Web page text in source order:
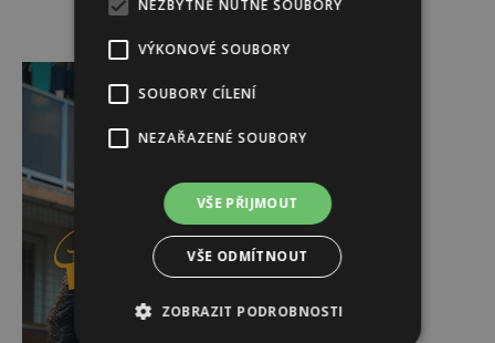
Reklama
NEZBYTNĚ NUTNÉ SOUBORY
VÝKONOVÉ SOUBORY
SOUBORY CÍLENÍ
NEZAŘAZENÉ SOUBORY
VŠE PŘIJMOUT
VŠE ODMÍTNOUT
ZOBRAZIT PODROBNOSTI